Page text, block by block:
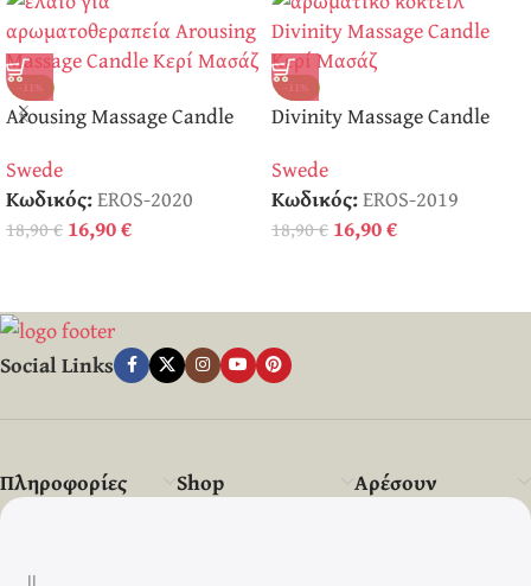
-11%
Arousing Massage Candle
Swede
Κωδικός:EROS-2020
18,90€ 16,90€
-11%
Divinity Massage Candle
Swede
Κωδικός:EROS-2019
18,90€ 16,90€
Social Links
Πληροφορίες Shop Αρέσουν